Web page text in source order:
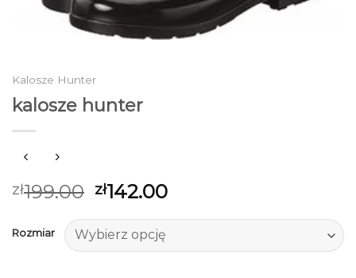
Kalosze Hunter
kalosze hunter
zł199.00 zł142.00
Rozmiar